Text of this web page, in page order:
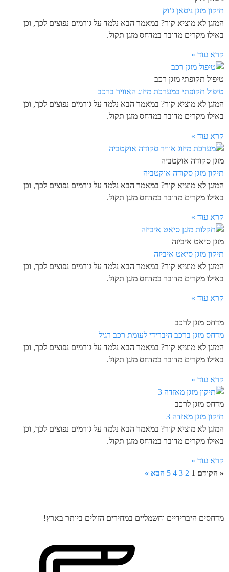
תיקון מזגן ניסאן ג’וק
המזגן לא מוציא קור? במאמר הבא נלמד על גורמים נפוצים לכך, וכן
באילו מקרים מדובר במדחס מזגן תקול.
קרא עוד »
טיפול תקופתי מזגן רכב
טיפול תקופתי במערכת מיזוג האוויר ברכב
המזגן לא מוציא קור? במאמר הבא נלמד על גורמים נפוצים לכך, וכן
באילו מקרים מדובר במדחס מזגן תקול.
קרא עוד »
מזגן סקודה אוקטביה
תיקון מזגן סקודה אוקטביה
המזגן לא מוציא קור? במאמר הבא נלמד על גורמים נפוצים לכך, וכן
באילו מקרים מדובר במדחס מזגן תקול.
קרא עוד »
מזגן סיאט איביזה
תיקון מזגן סיאט איביזה
המזגן לא מוציא קור? במאמר הבא נלמד על גורמים נפוצים לכך, וכן
באילו מקרים מדובר במדחס מזגן תקול.
קרא עוד »
מדחס מזגן לרכב
מדחס מזגן ברכב היברידי לעומת רכב רגיל
המזגן לא מוציא קור? במאמר הבא נלמד על גורמים נפוצים לכך, וכן
באילו מקרים מדובר במדחס מזגן תקול.
קרא עוד »
מדחס מזגן לרכב
תיקון מזגן מאזדה 3
המזגן לא מוציא קור? במאמר הבא נלמד על גורמים נפוצים לכך, וכן
באילו מקרים מדובר במדחס מזגן תקול.
קרא עוד »
« הקודם 1
2
3
4
5 הבא »
מדחסים היברידיים וחשמליים במחירים הזולים ביותר בארץ!